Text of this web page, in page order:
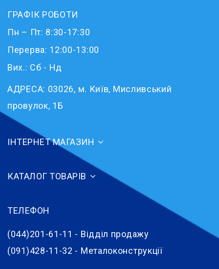
ГРАФІК РОБОТИ
Пн – Пт: 8:30-17:30
Перерва: 12:00-13:00
Вих.: Сб - Нд
АДРЕСА: 03026, м. Київ, Мисливський
провулок, 1Б
ІНТЕРНЕТ МАГАЗИН
КАТАЛОГ ТОВАРІВ
ТЕЛЕФОН
(044)201-61-11 - Відділ продажу
(091)428-11-32 - Металоконструкції